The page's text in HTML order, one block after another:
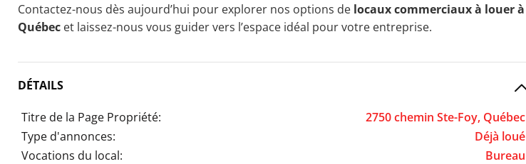
Contactez-nous dès aujourd’hui pour explorer nos options de locaux commerciaux à louer à
Québec et laissez-nous vous guider vers l’espace idéal pour votre entreprise.
DÉTAILS
Titre de la Page Propriété:
2750 chemin Ste-Foy, Québec
Type d'annonces:
Déjà loué
Vocations du local:
Bureau